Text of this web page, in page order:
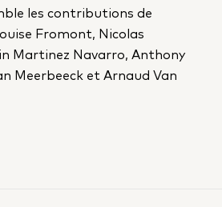
les contributions de
Fromont, Nicolas
Martinez Navarro, Anthony
Meerbeeck et Arnaud Van